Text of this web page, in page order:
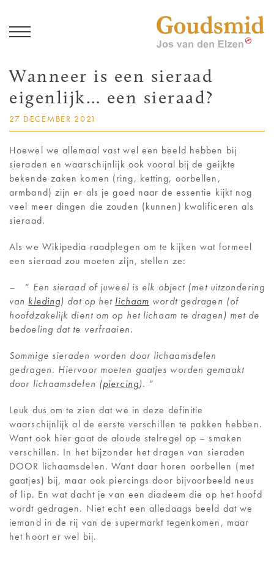
COLLECTIE
JOS VAN DEN ELZEN
GEDENKSIERADEN
TROUWRINGEN
MAXIMA
NIEUWS / BLOG
CONTACT
Wanneer is een sieraad
eigenlijk… een sieraad?
27 DECEMBER 2021
Hoewel we allemaal vast wel een beeld hebben bij
sieraden en waarschijnlijk ook vooral bij de geijkte
bekende zaken komen (ring, ketting, oorbellen,
armband) zijn er als je goed naar de essentie kijkt nog
veel meer dingen die zouden (kunnen) kwalificeren als
sieraad.
Als we Wikipedia raadplegen om te kijken wat formeel
een sieraad zou moeten zijn, stellen ze:
– “ Een sieraad of juweel is elk object (met uitzondering
van kleding) dat op het lichaam wordt gedragen (of
hoofdzakelijk dient om op het lichaam te dragen) met de
bedoeling dat te verfraaien.
Sommige sieraden worden door lichaamsdelen
gedragen. Hiervoor moeten gaatjes worden gemaakt
door lichaamsdelen (piercing). “
Leuk dus om te zien dat we in deze definitie
waarschijnlijk al de eerste verschillen te pakken hebben.
Want ook hier gaat de aloude stelregel op – smaken
verschillen. In het bijzonder het dragen van sieraden
DOOR lichaamsdelen. Want daar horen oorbellen (met
gaatjes) bij, maar ook piercings door bijvoorbeeld neus
of lip. En wat dacht je van een diadeem die op het hoofd
wordt gedragen. Niet echt een alledaags beeld dat we
iemand in de rij van de supermarkt tegenkomen, maar
het hoort er wel bij.